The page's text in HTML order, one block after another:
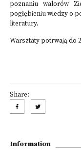
poznaniu walorów
pogłębieniu wiedzy o
literatury.
Warsztaty potrwają do
Share:
Information